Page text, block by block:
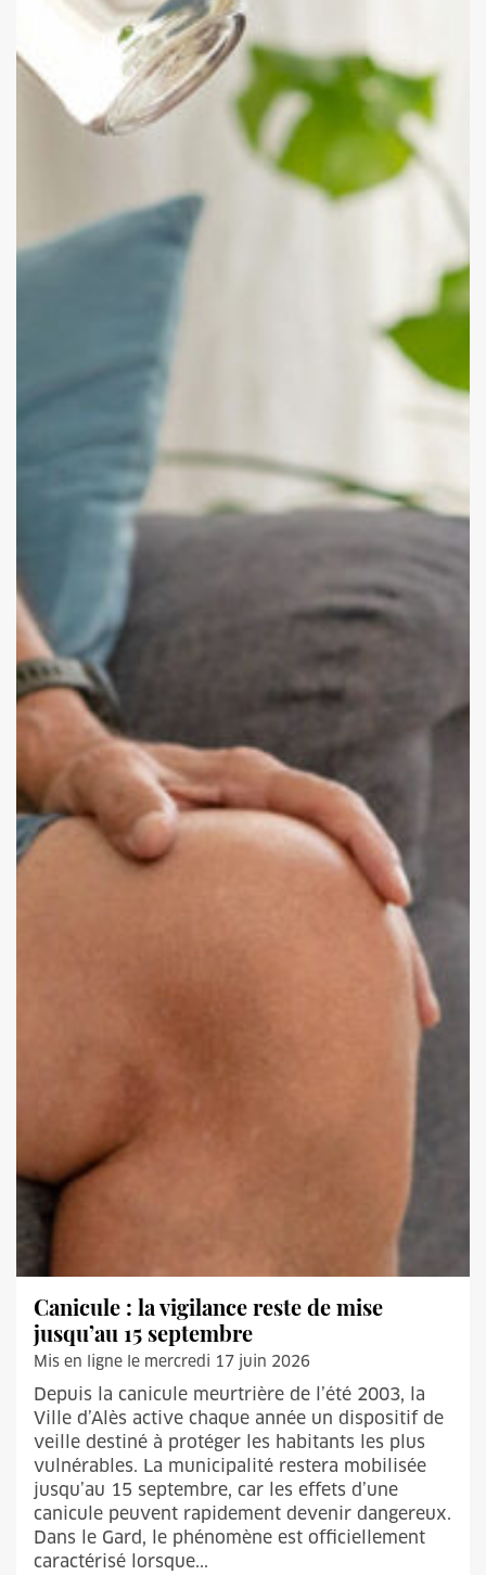
Canicule : la vigilance reste de mise
jusqu’au 15 septembre
Mis en ligne le mercredi 17 juin 2026
Depuis la canicule meurtrière de l’été 2003, la
Ville d’Alès active chaque année un dispositif de
veille destiné à protéger les habitants les plus
vulnérables. La municipalité restera mobilisée
jusqu’au 15 septembre, car les effets d’une
canicule peuvent rapidement devenir dangereux.
Dans le Gard, le phénomène est officiellement
caractérisé lorsque...